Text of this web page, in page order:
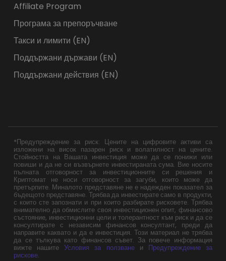
Affiliate Program
Програма за препоръчване
Такси и лимити (EN)
Поддържани държави (EN)
Поддържани действия (EN)
*Предупреждение за риск: Цените на цифровите активи са
изложени на висок пазарен риск и волатилност на цените.
Стойността на Вашата инвестиция може да се понижи или
повиши и да не си възвърнете инвестираната сума. Вие носите
пълната отговорност за инвестиционните си решения и
Криптомат не носи отговорност за загуби, които може да
претърпите. Миналото представяне не е надежден показател за
бъдещото представяне. Трябва да инвестирате само в продукти,
с които сте запознати и при които разбирате рисковете. Трябва
внимателно да обмислите своя инвестиционен опит, финансово
състояние, инвестиционни цели и толерантност към риск и да се
консултирате с независим финансов консултант, преди да
направите каквато и да е инвестиция. Този материал не трябва
да се тълкува като финансов съвет. За повече информация
вижте нашитеУсловия за ползванеи Предупреждение за
рискове.